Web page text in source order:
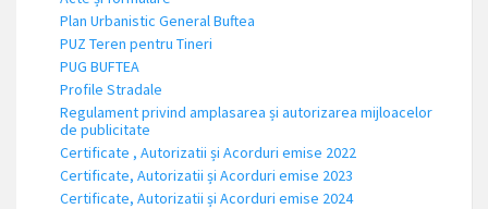
Plan Urbanistic General Buftea
PUZ Teren pentru Tineri
PUG BUFTEA
Profile Stradale
Regulament privind amplasarea și autorizarea mijloacelor
de publicitate
Certificate , Autorizatii și Acorduri emise 2022
Certificate, Autorizatii și Acorduri emise 2023
Certificate, Autorizatii și Acorduri emise 2024